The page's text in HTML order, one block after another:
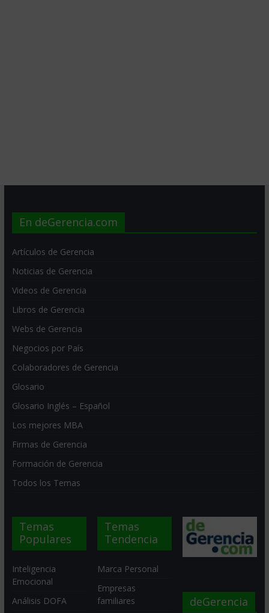
En deGerencia.com
Artículos de Gerencia
Noticias de Gerencia
Videos de Gerencia
Libros de Gerencia
Webs de Gerencia
Negocios por País
Colaboradores de Gerencia
Glosario
Glosario Inglés – Español
Los mejores MBA
Firmas de Gerencia
Formación de Gerencia
Todos los Temas
Temas
Populares
Inteligencia
Emocional
Análisis DOFA
Temas
Tendencia
Marca Personal
Empresas
familiares
deGerencia